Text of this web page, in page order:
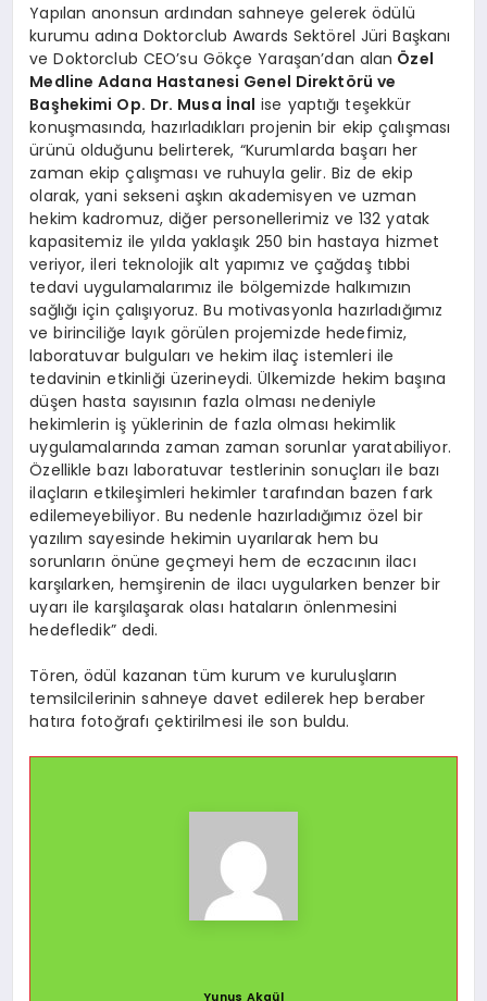
Yapılan anonsun ardından sahneye gelerek ödülü
kurumu adına Doktorclub Awards Sektörel Jüri Başkanı
ve Doktorclub CEO’su Gökçe Yaraşan’dan alan Özel
Medline Adana Hastanesi Genel Direktörü ve
Başhekimi Op. Dr. Musa İnal ise yaptığı teşekkür
konuşmasında, hazırladıkları projenin bir ekip çalışması
ürünü olduğunu belirterek, “Kurumlarda başarı her
zaman ekip çalışması ve ruhuyla gelir. Biz de ekip
olarak, yani sekseni aşkın akademisyen ve uzman
hekim kadromuz, diğer personellerimiz ve 132 yatak
kapasitemiz ile yılda yaklaşık 250 bin hastaya hizmet
veriyor, ileri teknolojik alt yapımız ve çağdaş tıbbi
tedavi uygulamalarımız ile bölgemizde halkımızın
sağlığı için çalışıyoruz. Bu motivasyonla hazırladığımız
ve birinciliğe layık görülen projemizde hedefimiz,
laboratuvar bulguları ve hekim ilaç istemleri ile
tedavinin etkinliği üzerineydi. Ülkemizde hekim başına
düşen hasta sayısının fazla olması nedeniyle
hekimlerin iş yüklerinin de fazla olması hekimlik
uygulamalarında zaman zaman sorunlar yaratabiliyor.
Özellikle bazı laboratuvar testlerinin sonuçları ile bazı
ilaçların etkileşimleri hekimler tarafından bazen fark
edilemeyebiliyor. Bu nedenle hazırladığımız özel bir
yazılım sayesinde hekimin uyarılarak hem bu
sorunların önüne geçmeyi hem de eczacının ilacı
karşılarken, hemşirenin de ilacı uygularken benzer bir
uyarı ile karşılaşarak olası hataların önlenmesini
hedefledik” dedi.
Tören, ödül kazanan tüm kurum ve kuruluşların
temsilcilerinin sahneye davet edilerek hep beraber
hatıra fotoğrafı çektirilmesi ile son buldu.
Yunus Akgül